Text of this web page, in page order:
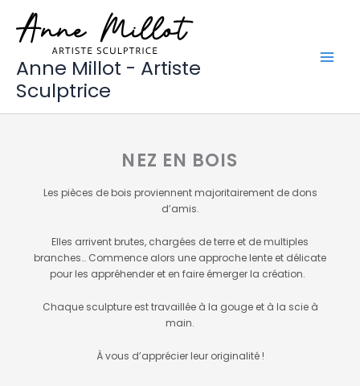
contenu
Anne Millot - Artiste
Sculptrice
NEZ EN BOIS
Les pièces de bois proviennent majoritairement de dons
d’amis.
Elles arrivent brutes, chargées de terre et de multiples
branches… Commence alors une approche lente et délicate
pour les appréhender et en faire émerger la création.
Chaque sculpture est travaillée à la gouge et à la scie à
main.
À vous d’apprécier leur originalité !